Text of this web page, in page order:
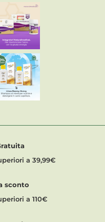
a 39,99€
sconto
a 110€